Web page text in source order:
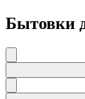
Бытовки